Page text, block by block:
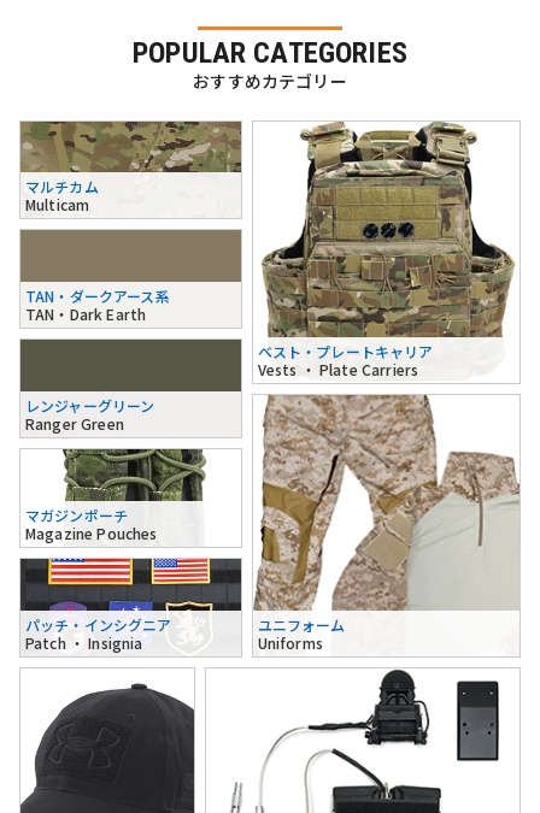
POPULAR CATEGORIES
おすすめカテゴリー
マルチカム
Multicam
TAN・ダークアース系
TAN・Dark Earth
レンジャーグリーン
Ranger Green
ベスト・プレートキャリア
Vests ・ Plate Carriers
マガジンポーチ
Magazine Pouches
パッチ・インシグニア
Patch ・ Insignia
ユニフォーム
Uniforms